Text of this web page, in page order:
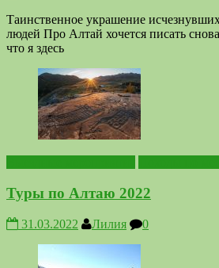
Таинственное украшение
людей Про Алтай хочется писать
что я здесь
Туры по Алтаю 2022
31.03.2022 Лилия 0